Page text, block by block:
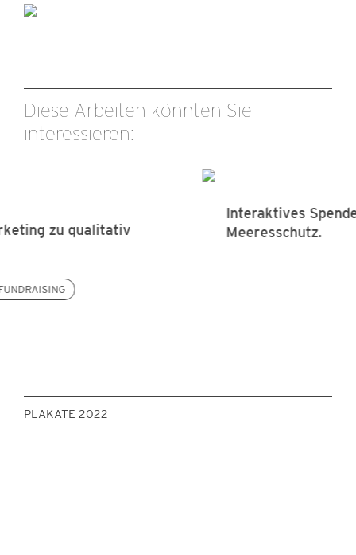
Diese Arbeiten könnten Sie
interessieren:
Interaktives Spendenmailing zum
Meeresschutz.
PLAKATE 2022